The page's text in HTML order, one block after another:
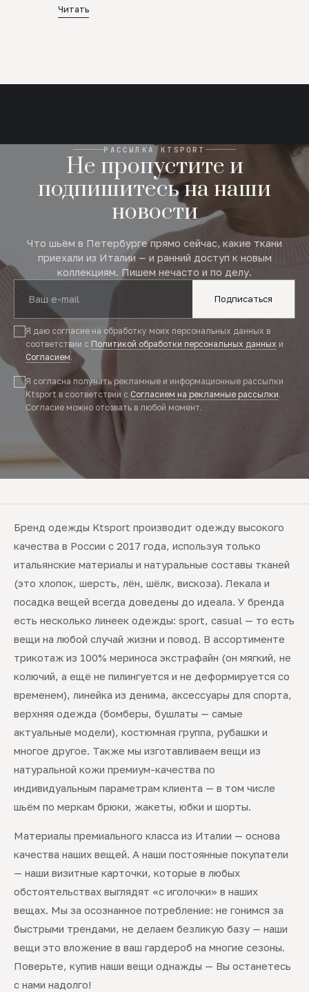
Читать
РАССЫЛКА KTSPORT
Не пропустите и
подпишитесь на наши
новости
Что шьём в Петербурге прямо сейчас, какие ткани
приехали из Италии — и ранний доступ к новым
коллекциям. Пишем нечасто и по делу.
Подписаться
Я даю согласие на обработку моих персональных данных в
соответствии с Политикой обработки персональных данных и
Согласием.
Я согласна получать рекламные и информационные рассылки
Ktsport в соответствии с Согласием на рекламные рассылки.
Согласие можно отозвать в любой момент.
Бренд одежды Ktsport производит одежду высокого
качества в России с 2017 года, используя только
итальянские материалы и натуральные составы тканей
(это хлопок, шерсть, лён, шёлк, вискоза). Лекала и
посадка вещей всегда доведены до идеала. У бренда
есть несколько линеек одежды: sport, casual — то есть
вещи на любой случай жизни и повод. В ассортименте
трикотаж из 100% мериноса экстрафайн (он мягкий, не
колючий, а ещё не пилингуется и не деформируется со
временем), линейка из денима, аксессуары для спорта,
верхняя одежда (бомберы, бушлаты — самые
актуальные модели), костюмная группа, рубашки и
многое другое. Также мы изготавливаем вещи из
натуральной кожи премиум-качества по
индивидуальным параметрам клиента — в том числе
шьём по меркам брюки, жакеты, юбки и шорты.
Материалы премиального класса из Италии — основа
качества наших вещей. А наши постоянные покупатели
— наши визитные карточки, которые в любых
обстоятельствах выглядят «с иголочки» в наших
вещах. Мы за осознанное потребление: не гонимся за
быстрыми трендами, не делаем безликую базу — наши
вещи это вложение в ваш гардероб на многие сезоны.
Поверьте, купив наши вещи однажды — Вы останетесь
с нами надолго!